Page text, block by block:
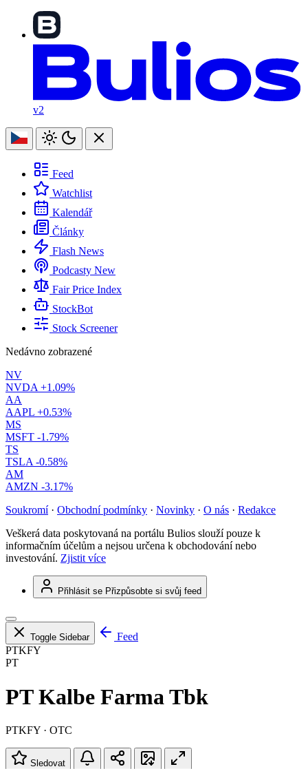
v2
Feed
Watchlist
Kalendář
Články
Flash News
Podcasty New
Fair Price Index
StockBot
Stock Screener
Nedávno zobrazené
NV
NVDA +1.09%
AA
AAPL +0.53%
MS
MSFT -1.79%
TS
TSLA -0.58%
AM
AMZN -3.17%
Soukromí · Obchodní podmínky · Novinky · O nás · Redakce
Veškerá data poskytovaná na portálu Bulios slouží pouze k
informačním účelům a nejsou určena k obchodování nebo
investování. Zjistit více
Přihlásit se Přizpůsobte si svůj feed
Toggle Sidebar
Feed
PTKFY
PT
PT Kalbe Farma Tbk
PTKFY · OTC
Sledovat